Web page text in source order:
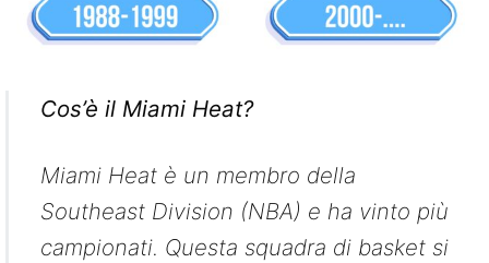
Cos’è il Miami Heat?
Miami Heat è un membro della
Southeast Division (NBA) e ha vinto più
campionati. Questa squadra di basket si